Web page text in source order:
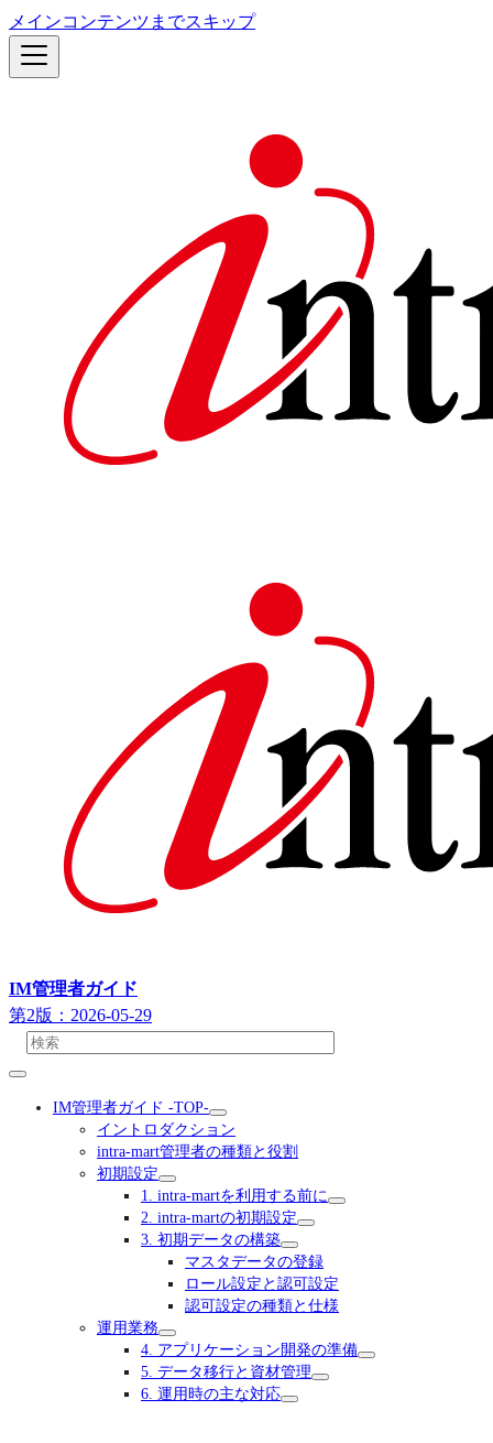
メインコンテンツまでスキップ
IM管理者ガイド
第2版：2026-05-29
IM管理者ガイド -TOP-
イントロダクション
intra-mart管理者の種類と役割
初期設定
1. intra-martを利用する前に
2. intra-martの初期設定
3. 初期データの構築
マスタデータの登録
ロール設定と認可設定
認可設定の種類と仕様
運用業務
4. アプリケーション開発の準備
5. データ移行と資材管理
6. 運用時の主な対応